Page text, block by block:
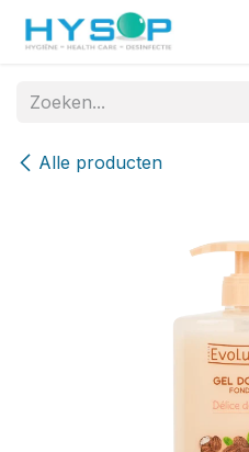
Overslaan naar inhoud
Alle producten